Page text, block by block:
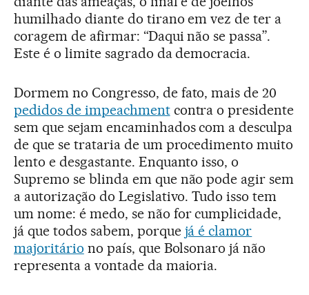
humilhado diante do tirano em vez de ter a
coragem de afirmar: “Daqui não se passa”.
Este é o limite sagrado da democracia.
Dormem no Congresso, de fato, mais de 20
pedidos de impeachmentcontra o presidente
sem que sejam encaminhados com a desculpa
de que se trataria de um procedimento muito
lento e desgastante. Enquanto isso, o
Supremo se blinda em que não pode agir sem
a autorização do Legislativo. Tudo isso tem
um nome: é medo, se não for cumplicidade,
já que todos sabem, porque já é clamor
majoritário no país, que Bolsonaro já não
representa a vontade da maioria.